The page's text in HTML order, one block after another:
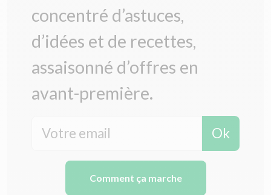
concentré d’astuces,
d’idées et de recettes,
assaisonné d’offres en
avant-première.
Ok
Comment ça marche